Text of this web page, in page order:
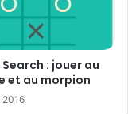
: jouer au
et au morpion
2016